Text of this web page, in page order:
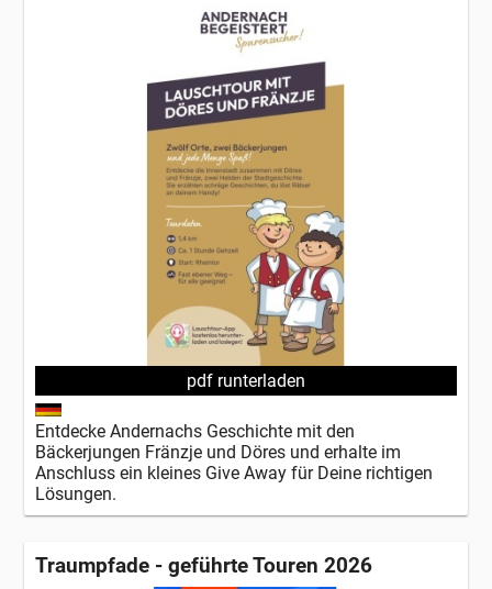
pdf runterladen
Entdecke Andernachs Geschichte mit den
Bäckerjungen Fränzje und Döres und erhalte im
Anschluss ein kleines Give Away für Deine richtigen
Lösungen.
Traumpfade - geführte Touren 2026